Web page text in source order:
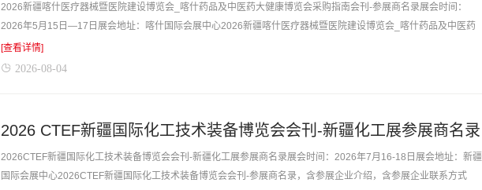
2026新疆喀什医疗器械暨医院建设博览会_喀什药品及中医药大健康博览会采购指南会刊-参展商名录展会时间：
2026年5月15日—17日展会地址：喀什国际会展中心2026新疆喀什医疗器械暨医院建设博览会_喀什药品及中医药
大健康博览会采购指南会刊-参展商名录，含展商...
[查看详情]
2026-08-04
2026 CTEF新疆国际化工技术装备博览会会刊-新疆化工展参展商名录
2026CTEF新疆国际化工技术装备博览会会刊-新疆化工展参展商名录展会时间：2026年7月16-18日展会地址：新疆
国际会展中心2026CTEF新疆国际化工技术装备博览会会刊-参展商名录，含参展企业介绍，含参展企业联系方式